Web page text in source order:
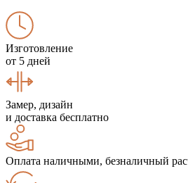
Изготовление
от 5 дней
Замер, дизайн
и доставка бесплатно
Оплата наличными, безналичный